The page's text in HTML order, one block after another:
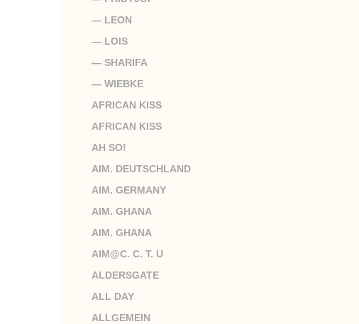
— LEON
— LOIS
— SHARIFA
— WIEBKE
AFRICAN KISS
AFRICAN KISS
AH SO!
AIM. DEUTSCHLAND
AIM. GERMANY
AIM. GHANA
AIM. GHANA
AIM@C. C. T. U
ALDERSGATE
ALL DAY
ALLGEMEIN